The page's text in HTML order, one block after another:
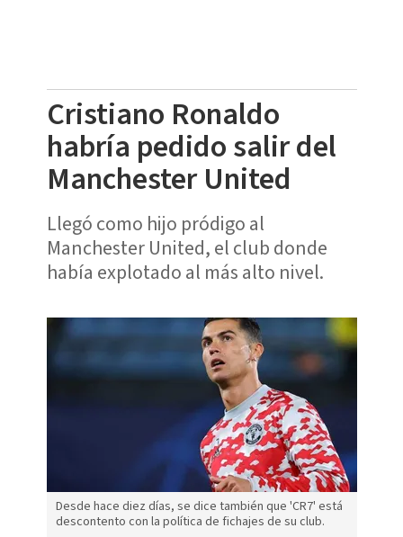
Cristiano Ronaldo
habría pedido salir del
Manchester United
Llegó como hijo pródigo al
Manchester United, el club donde
había explotado al más alto nivel.
Desde hace diez días, se dice también que 'CR7' está
descontento con la política de fichajes de su club.